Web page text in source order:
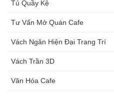
Tủ Quầy Kệ
Tư Vấn Mở Quán Cafe
Vách Ngăn Hiện Đại Trang Trí
Vách Trần 3D
Văn Hóa Cafe